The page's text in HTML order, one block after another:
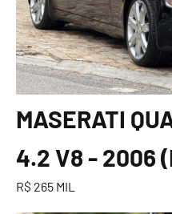
MASERATI
4.2 V8 - 2006
R$ 265 MIL